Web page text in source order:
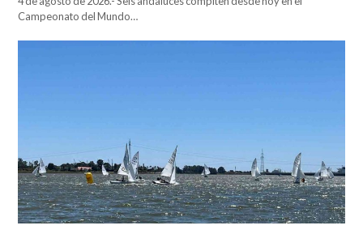
Campeonato del Mundo…